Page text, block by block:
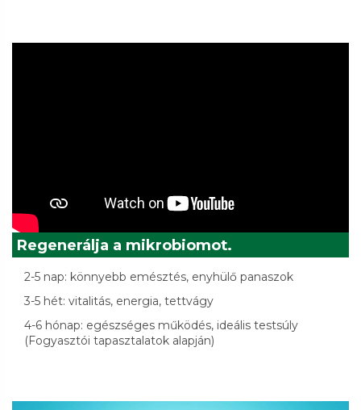
Regenerálja a mikrobiomot.
2-5 nap: könnyebb emésztés, enyhülő panaszok
3-5 hét: vitalitás, energia, tettvágy
4-6 hónap: egészséges működés, ideális testsúly
(Fogyasztói tapasztalatok alapján)